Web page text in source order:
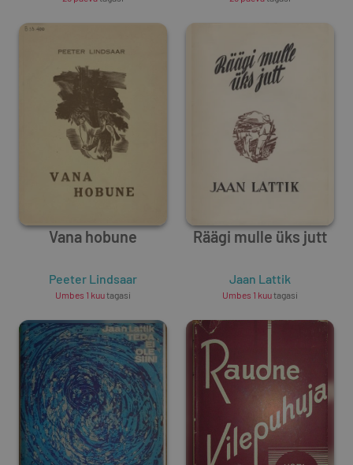
Vana hobune
Peeter Lindsaar
Umbes 1 kuutagasi
Räägi mulle üks jutt
Jaan Lattik
Umbes 1 kuutagasi